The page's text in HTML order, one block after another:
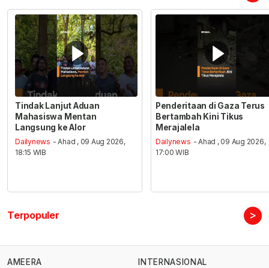
Tindak Lanjut Aduan
Mahasiswa Mentan
Langsung ke Alor
Dailynews - Ahad , 09 Aug 2026,
18:15 WIB
Penderitaan di Gaza Terus
Bertambah Kini Tikus
Merajalela
Dailynews - Ahad , 09 Aug 2026,
17:00 WIB
Terpopuler >
AMEERA
INTERNASIONAL